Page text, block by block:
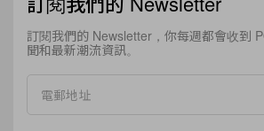
訂閱我們的 Newsletter，你每週都會收到
聞和最新潮流資訊。